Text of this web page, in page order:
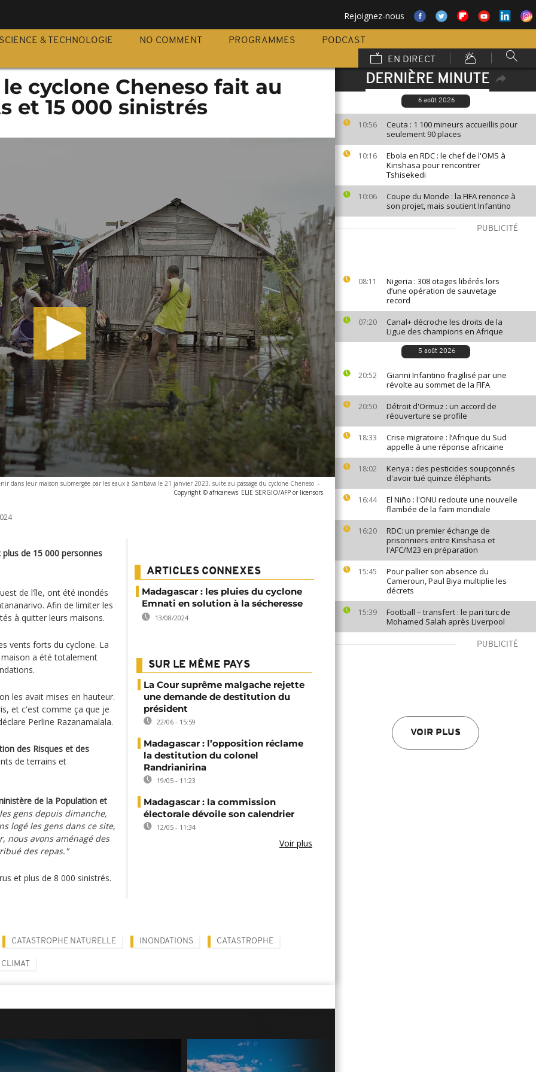
Rejoignez-nous
SCIENCE & TECHNOLOGIE NO COMMENT PROGRAMMES
PODCAST
EN DIRECT
DERNIÈRE MINUTE
6 août 2026
10:56
Ceuta : 1 100 mineurs accueillis pour
seulement 90 places
10:16
Ebola en RDC : le chef de l'OMS à
Kinshasa pour rencontrer
Tshisekedi
10:06
Coupe du Monde : la FIFA renonce à
son projet, mais soutient Infantino
PUBLICITÉ
08:11
Nigeria : 308 otages libérés lors
d’une opération de sauvetage
record
07:20
Canal+ décroche les droits de la
Ligue des champions en Afrique
5 août 2026
20:52
Gianni Infantino fragilisé par une
révolte au sommet de la FIFA
20:50
Détroit d'Ormuz : un accord de
réouverture se profile
18:33
Crise migratoire : l’Afrique du Sud
appelle à une réponse africaine
18:02
Kenya : des pesticides soupçonnés
d'avoir tué quinze éléphants
16:44
El Niño : l'ONU redoute une nouvelle
flambée de la faim mondiale
16:20
RDC: un premier échange de
prisonniers entre Kinshasa et
l'AFC/M23 en préparation
15:45
Pour pallier son absence du
Cameroun, Paul Biya multiplie les
décrets
15:39
Football – transfert : le pari turc de
Mohamed Salah après Liverpool
PUBLICITÉ
VOIR PLUS
cyclone Cheneso fait au
et 15 000 sinistrés
dans leur maison submergée par les eaux à Sambava le 21 janvier 2023, suite au passage du cyclone Cheneso -
Copyright © africanews ELIE SERGIO/AFP or licensors
de 15 000 personnes
de l’île, ont été inondés
Afin de limiter les
à quitter leurs maisons.
vents forts du cyclone. La
a été totalement
les avait mises en hauteur.
et c'est comme ça que je
Perline Razanamalala.
des Risques et des
de terrains et
de la Population et
gens depuis dimanche,
logé les gens dans ce site,
nous avons aménagé des
des repas."
et plus de 8 000 sinistrés.
ARTICLES CONNEXES
Madagascar : les pluies du cyclone
Emnati en solution à la sécheresse
13/08/2024
SUR LE MÊME PAYS
La Cour suprême malgache rejette
une demande de destitution du
président
22/06 - 15:59
Madagascar : l’opposition réclame
la destitution du colonel
Randrianirina
19/05 - 11:23
Madagascar : la commission
électorale dévoile son calendrier
12/05 - 11:34
Voir plus
CATASTROPHE NATURELLE INONDATIONS CATASTROPHE
CLIMAT